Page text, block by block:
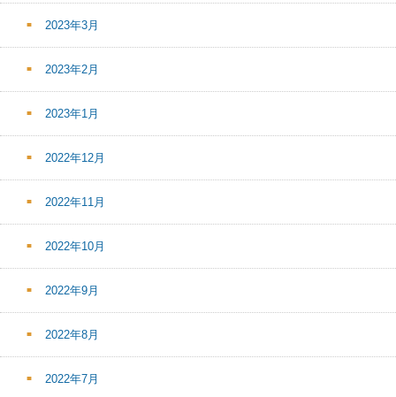
2023年3月
2023年2月
2023年1月
2022年12月
2022年11月
2022年10月
2022年9月
2022年8月
2022年7月